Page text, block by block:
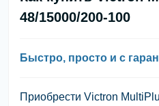
48/15000/200-100
Быстро, просто и с
Приобрести Victron